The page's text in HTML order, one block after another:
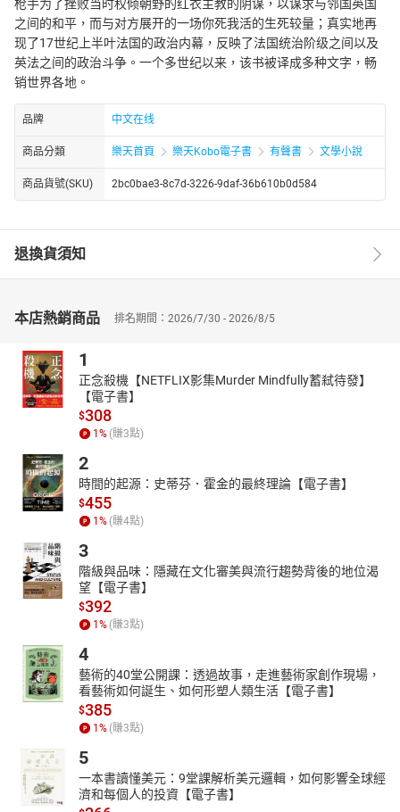
枪手为了挫败当时权倾朝野的红衣主教的阴谋，以谋求与邻国英国
之间的和平，而与对方展开的一场你死我活的生死较量；真实地再
现了17世纪上半叶法国的政治内幕，反映了法国统治阶级之间以及
英法之间的政治斗争。一个多世纪以来，该书被译成多种文字，畅
销世界各地。
品牌 中文在线
商品分類 樂天首頁 樂天Kobo電子書 有聲書 文學小說
商品貨號(SKU) 2bc0bae3-8c7d-3226-9daf-36b610b0d584
退換貨須知
本店熱銷商品 排名期間：2026/7/30 - 2026/8/5
1
正念殺機【NETFLIX影集Murder Mindfully蓄弒待發】
【電子書】
$308
1% (賺3點)
2
時間的起源：史蒂芬．霍金的最終理論【電子書】
$455
1% (賺4點)
3
階級與品味：隱藏在文化審美與流行趨勢背後的地位渴
望【電子書】
$392
1% (賺3點)
4
藝術的40堂公開課：透過故事，走進藝術家創作現場，
看藝術如何誕生、如何形塑人類生活【電子書】
$385
1% (賺3點)
5
一本書讀懂美元：9堂課解析美元邏輯，如何影響全球經
濟和每個人的投資【電子書】